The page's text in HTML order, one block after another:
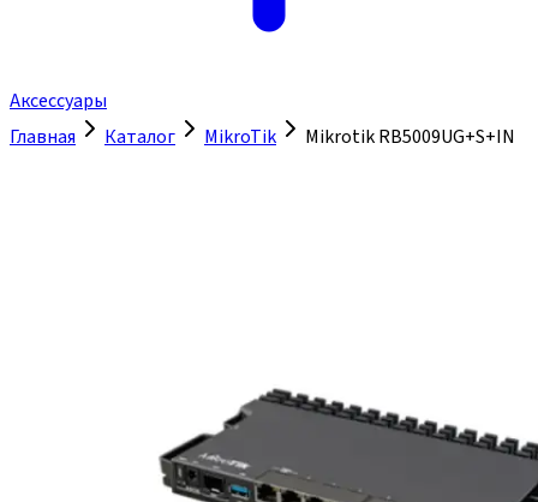
Аксессуары
Главная
Каталог MikroTik Mikrotik RB5009UG+S+IN